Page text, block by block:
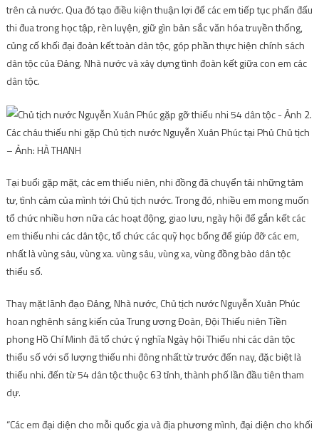
trên cả nước. Qua đó tạo điều kiện thuận lợi để các em tiếp tục phấn đấu
thi đua trong học tập, rèn luyện, giữ gìn bản sắc văn hóa truyền thống,
củng cố khối đại đoàn kết toàn dân tộc, góp phần thực hiện chính sách
dân tộc của Đảng. Nhà nước và xây dựng tình đoàn kết giữa con em các
dân tộc.
Các cháu thiếu nhi gặp Chủ tịch nước Nguyễn Xuân Phúc tại Phủ Chủ tịch
– Ảnh: HÀ THANH
Tại buổi gặp mặt, các em thiếu niên, nhi đồng đã chuyển tải những tâm
tư, tình cảm của mình tới Chủ tịch nước. Trong đó, nhiều em mong muốn
tổ chức nhiều hơn nữa các hoạt động, giao lưu, ngày hội để gắn kết các
em thiếu nhi các dân tộc, tổ chức các quỹ học bổng để giúp đỡ các em,
nhất là vùng sâu, vùng xa. vùng sâu, vùng xa, vùng đồng bào dân tộc
thiểu số.
Thay mặt lãnh đạo Đảng, Nhà nước, Chủ tịch nước Nguyễn Xuân Phúc
hoan nghênh sáng kiến ​​của Trung ương Đoàn, Đội Thiếu niên Tiền
phong Hồ Chí Minh đã tổ chức ý nghĩa Ngày hội Thiếu nhi các dân tộc
thiểu số với số lượng thiếu nhi đông nhất từ ​​trước đến nay, đặc biệt là
thiếu nhi. đến từ 54 dân tộc thuộc 63 tỉnh, thành phố lần đầu tiên tham
dự.
“Các em đại diện cho mỗi quốc gia và địa phương mình, đại diện cho khối